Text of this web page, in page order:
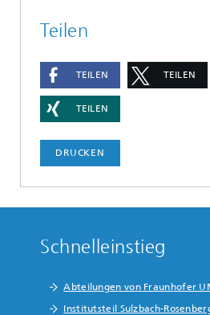
Teilen
TEILEN TEILEN
TEILEN
DRUCKEN
Schnelleinstieg
Abteilungen von Fraunhofer
Institutsteil Sulzbach-